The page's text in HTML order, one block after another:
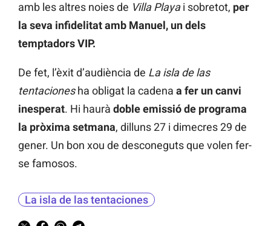
amb les altres noies de Villa Playai sobretot, per
la seva infidelitat amb Manuel, un dels
temptadors VIP.
De fet, l’èxit d’audiència de La isla de las
tentacionesha obligat la cadena a fer un canvi
inesperat. Hi haurà doble emissió de programa
la pròxima setmana, dilluns 27 i dimecres 29 de
gener. Un bon xou de desconeguts que volen fer-
se famosos.
La isla de las tentaciones